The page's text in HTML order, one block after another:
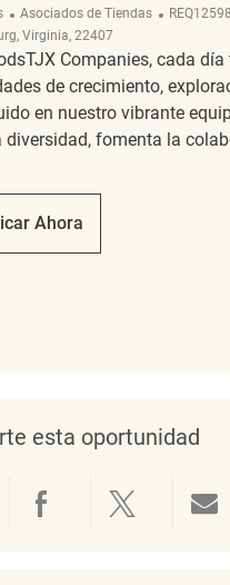
Categoría
Asociados de Tiendas ReqId
Virginia, 22407
Companies, cada
de crecimiento,
en nuestro vibrante
diversidad, fomenta la
Merchandising Associate
Ahora
Retail Merchandising
esta oportunidad
a través de
Compartir a